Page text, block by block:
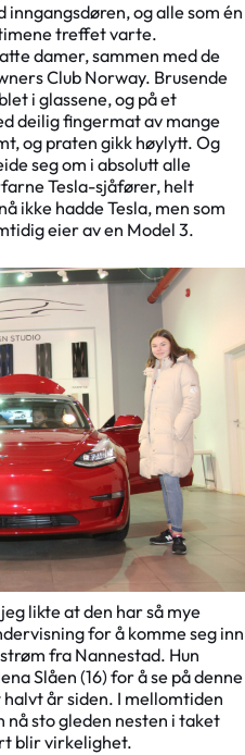
og alle som én
treffet varte.
damer, sammen med de
Club Norway. Brusende
i glassene, og på et
deilig fingermat av mange
og praten gikk høylytt. Og
seg om i absolutt alle
Tesla-sjåfører, helt
ikke hadde Tesla, men som
eier av en Model 3.
likte at den har så mye
for å komme seg inn
fra Nannestad. Hun
Slåen (16) for å se på denne
år siden. I mellomtiden
nå sto gleden nesten i taket
blir virkelighet.